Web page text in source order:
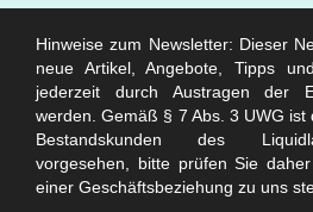
Hinweise zum Newsletter: Dieser
neue Artikel, Angebote, Tipps
jederzeit durch Austragen der
werden. Gemäß § 7 Abs. 3 UWG
Bestandskunden des
vorgesehen, bitte prüfen Sie
einer Geschäftsbeziehung zu uns